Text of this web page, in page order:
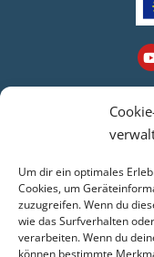
Um dir ein optimales
Cookies, um
zuzugreifen. Wenn du
wie das Surfverhalten
verarbeiten. Wenn du
können bestimmte
Kontakt
Impressum
Datenschutz
COOKIE-RICHTLINIE